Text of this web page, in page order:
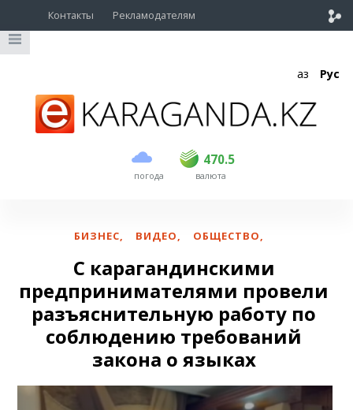
Контакты Рекламодателям
Қаз Рус
погода
470.5
USD 468.5 470.5
EUR валюта
БИЗНЕС, ВИДЕО, ОБЩЕСТВО,
С карагандинскими
предпринимателями провели
разъяснительную работу по
соблюдению требований
закона о языках